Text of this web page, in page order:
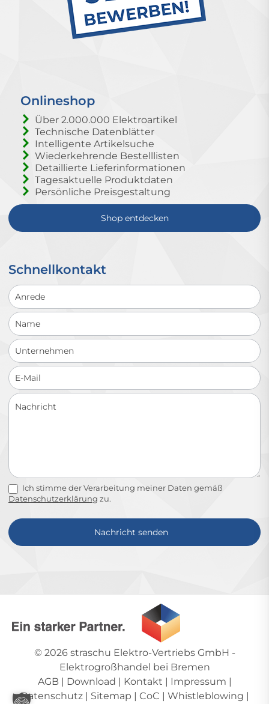
Onlineshop
Über 2.000.000 Elektroartikel
Technische Datenblätter
Intelligente Artikelsuche
Wiederkehrende Bestelllisten
Detaillierte Lieferinformationen
Tagesaktuelle Produktdaten
Persönliche Preisgestaltung
Shop entdecken
Schnellkontakt
Schnellkontakt
Ich stimme der Verarbeitung meiner Daten gemäß
Datenschutzerklärung zu.
Nachricht senden
© 2026 straschu Elektro-Vertriebs GmbH -
Elektrogroßhandel bei Bremen
AGB | Download | Kontakt | Impressum |
Datenschutz| Sitemap | CoC | Whistleblowing |